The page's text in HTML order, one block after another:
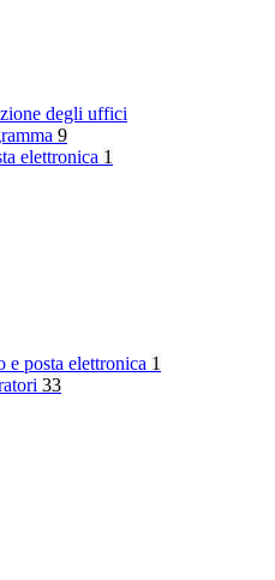
degli uffici
9
elettronica 1
e posta elettronica 1
33